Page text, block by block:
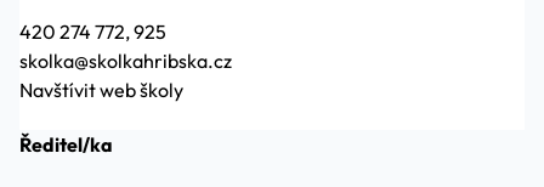
420 274 772, 925
skolka@skolkahribska.cz
Navštívit web školy
Ředitel/ka